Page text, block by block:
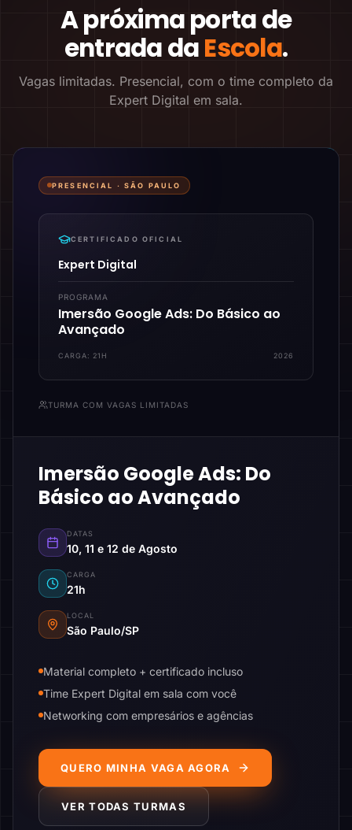
A próxima porta de
entrada daEscola.
Vagas limitadas. Presencial, com o time completo da
Expert Digital em sala.
PRESENCIAL ·SÃO PAULO
CERTIFICADO OFICIAL
Expert Digital
PROGRAMA
Imersão Google Ads: Do Básico ao
Avançado
CARGA: 21H 2026
TURMA COM VAGAS LIMITADAS
Imersão Google Ads: Do
Básico ao Avançado
DATAS
10, 11 e 12 de Agosto
CARGA
21h
LOCAL
São Paulo/SP
Material completo + certificado incluso
Time Expert Digital em sala com você
Networking com empresários e agências
QUERO MINHA VAGA AGORA
VER TODAS TURMAS